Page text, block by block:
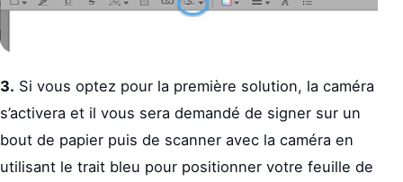
3. Si vous optez pour la première solution, la caméra
s’activera et il vous sera demandé de signer sur un
bout de papier puis de scanner avec la caméra en
utilisant le trait bleu pour positionner votre feuille de